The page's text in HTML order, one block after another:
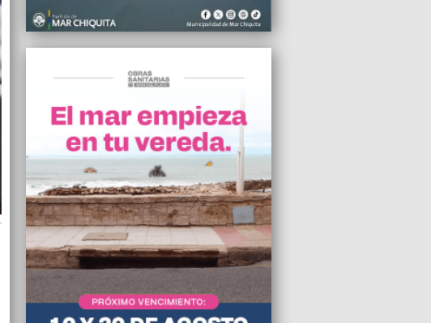
Suspenden toda la programación del fútbol
local por el mal tiempo
los choferes ahora deben sacar la licencia
08/05/2026 07:45
Encuesta, el 65% reprueba la gestión de Milei
08/05/2026 07:22
“Defender la Zona Fría es defender a las
familias trabajadoras”, manifestaron desde la
CGT Regional
08/05/2026 07:09
Vuelven a pedir respuestas sobre el Parque
de los Deportes